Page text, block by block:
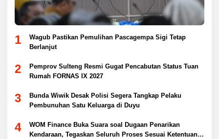
1
Wagub Pastikan Pemulihan Pascagempa Sigi Tetap
Berlanjut
2
Pemprov Sulteng Resmi Gugat Pencabutan Status Tuan
Rumah FORNAS IX 2027
3
Bunda Wiwik Desak Polisi Segera Tangkap Pelaku
Pembunuhan Satu Keluarga di Duyu
4
WOM Finance Buka Suara soal Dugaan Penarikan
Kendaraan, Tegaskan Seluruh Proses Sesuai Ketentuan